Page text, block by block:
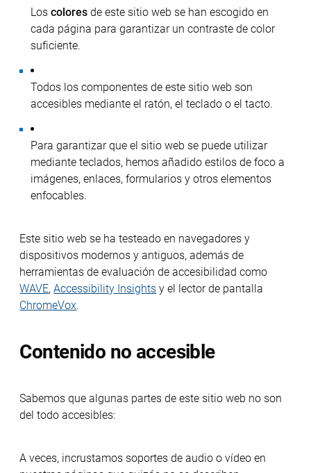
Loscolores de este sitio web se han escogido en
cada página para garantizar un contraste de color
suficiente.
Todos los componentes de este sitio web son
accesibles mediante el ratón, el teclado o el tacto.
Para garantizar que el sitio web se puede utilizar
mediante teclados, hemos añadido estilos de foco a
imágenes, enlaces, formularios y otros elementos
enfocables.
Este sitio web se ha testeado en navegadores y
dispositivos modernos y antiguos, además de
herramientas de evaluación de accesibilidad como
WAVE,Accessibility Insights y el lector de pantalla
ChromeVox.
Contenido no accesible
Sabemos que algunas partes de este sitio web no son
del todo accesibles:
A veces, incrustamos soportes de audio o vídeo en